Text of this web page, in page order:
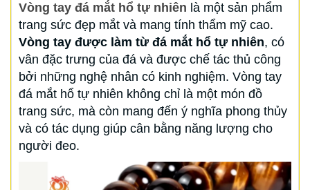
Vòng tay đá mắt hổ tự nhiên là một sản phẩm
trang sức đẹp mắt và mang tính thẩm mỹ cao.
Vòng tay được làm từ đá mắt hổ tự nhiên, có
vân đặc trưng của đá và được chế tác thủ công
bởi những nghệ nhân có kinh nghiệm. Vòng tay
đá mắt hổ tự nhiên không chỉ là một món đồ
trang sức, mà còn mang đến ý nghĩa phong thủy
và có tác dụng giúp cân bằng năng lượng cho
người đeo.